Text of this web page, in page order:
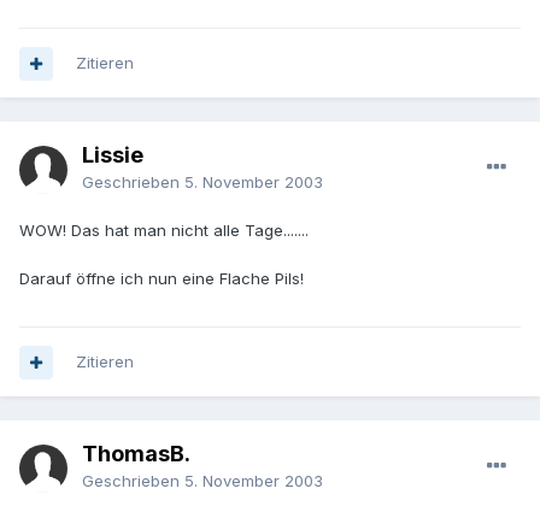
Zitieren
Lissie
Geschrieben 5. November 2003
WOW! Das hat man nicht alle Tage.......
Darauf öffne ich nun eine Flache Pils!
Zitieren
ThomasB.
Geschrieben 5. November 2003